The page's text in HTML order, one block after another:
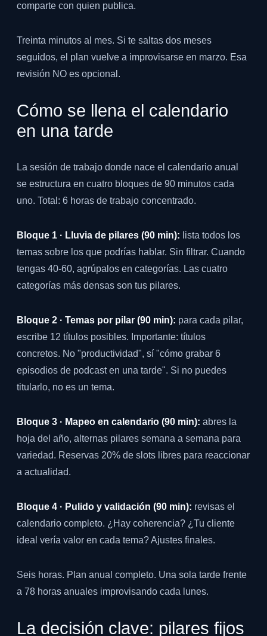
comparte con quien publica.
Treinta minutos al mes. Si te saltas dos meses
seguidos, el plan vuelve a improvisarse en marzo. Esa
revisión NO es opcional.
Cómo se llena el calendario
en una tarde
La sesión de trabajo donde nace el calendario anual
se estructura en cuatro bloques de 90 minutos cada
uno. Total: 6 horas de trabajo concentrado.
Bloque 1 · Lluvia de pilares (90 min): lista todos los
temas sobre los que podrías hablar. Sin filtrar. Cuando
tengas 40-60, agrúpalos en categorías. Las cuatro
categorías más densas son tus pilares.
Bloque 2 · Temas por pilar (90 min): para cada pilar,
escribe 12 títulos posibles. Importante: títulos
concretos. No "productividad", sí "cómo grabar 6
episodios de podcast en una tarde". Si no puedes
titularlo, no es un tema.
Bloque 3 · Mapeo en calendario (90 min): abres la
hoja del año, alternas pilares semana a semana para
variedad. Reservas 20% de slots libres para reaccionar
a actualidad.
Bloque 4 · Pulido y validación (90 min): revisas el
calendario completo. ¿Hay coherencia? ¿Tu cliente
ideal vería valor en cada tema? Ajustes finales.
Seis horas. Plan anual completo. Una sola tarde frente
a 78 horas anuales improvisando cada lunes.
La decisión clave: pilares fijos